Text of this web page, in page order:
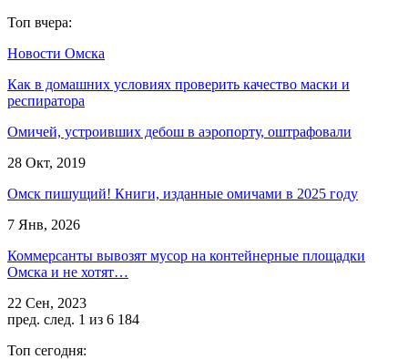
Топ вчера:
Новости Омска
Как в домашних условиях проверить качество маски и
респиратора
Омичей, устроивших дебош в аэропорту, оштрафовали
28 Окт, 2019
Омск пишущий! Книги, изданные омичами в 2025 году
7 Янв, 2026
Коммерсанты вывозят мусор на контейнерные площадки
Омска и не хотят…
22 Сен, 2023
пред. след. 1 из 6 184
Топ сегодня: